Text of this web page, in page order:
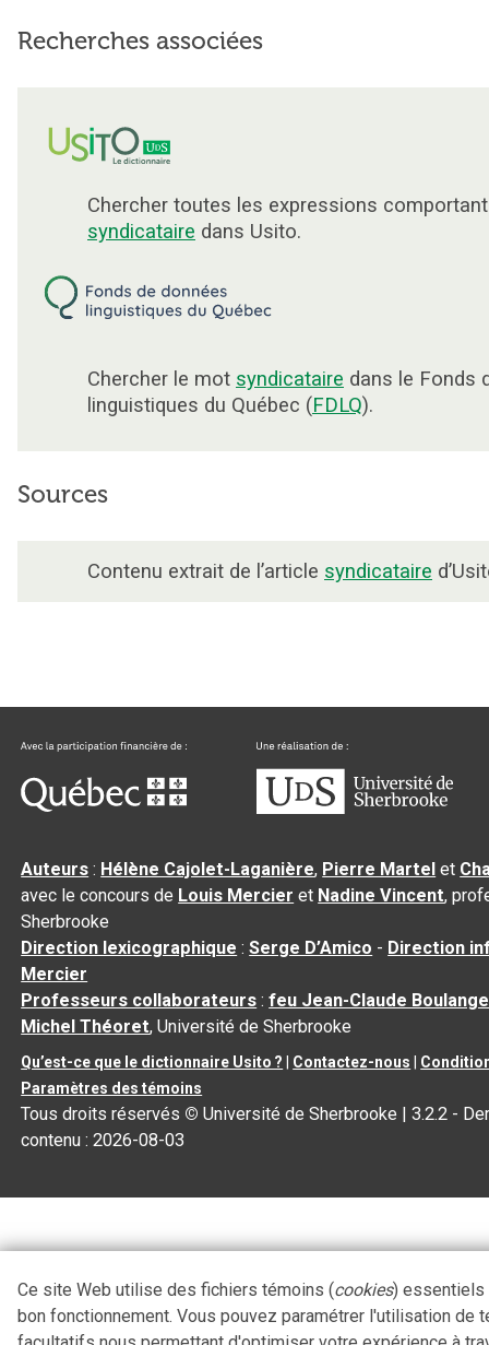
Recherches associées
Chercher toutes les expressions
syndicataire dans Usito.
Chercher le mot syndicataire dans le Fonds
linguistiques du Québec (FDLQ).
Sources
Contenu extrait de l’article syndicataire
Auteurs : Hélène Cajolet-Laganière, Pierre Martel et
avec le concours de Louis Mercier et Nadine Vincent,
Sherbrooke
Direction lexicographique :Serge D’Amico - Direction
Mercier
Professeurs collaborateurs :feu Jean-Claude
Michel Théoret, Université de Sherbrooke
Qu’est-ce que le dictionnaire Usito ? Contactez-nous
Paramètres des témoins
Tous droits réservés © Université de Sherbrooke |3.2.2 -
contenu :2026-08-03
Ce site Web utilise des fichiers témoins (cookies) essentiels
bon fonctionnement. Vous pouvez paramétrer l'utilisation de